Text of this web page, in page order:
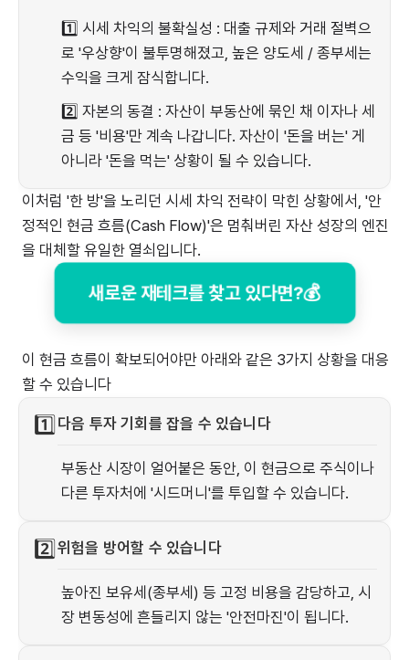
1️⃣ 시세 차익의 불확실성 : 대출 규제와 거래 절벽으
로 '우상향'이 불투명해졌고, 높은 양도세 / 종부세는
수익을 크게 잠식합니다.
2️⃣ 자본의 동결 : 자산이 부동산에 묶인 채 이자나 세
금 등 '비용'만 계속 나갑니다. 자산이 '돈을 버는' 게
아니라 '돈을 먹는' 상황이 될 수 있습니다.
이처럼 '한 방'을 노리던 시세 차익 전략이 막힌 상황에서, '안
정적인 현금 흐름(Cash Flow)'은 멈춰버린 자산 성장의 엔진
을 대체할 유일한 열쇠입니다.
새로운 재테크를 찾고 있다면?💰
이 현금 흐름이 확보되어야만 아래와 같은 3가지 상황을 대응
할 수 있습니다
1️⃣ 다음 투자 기회를 잡을 수 있습니다
부동산 시장이 얼어붙은 동안, 이 현금으로 주식이나
다른 투자처에 '시드머니'를 투입할 수 있습니다.
2️⃣ 위험을 방어할 수 있습니다
높아진 보유세(종부세) 등 고정 비용을 감당하고, 시
장 변동성에 흔들리지 않는 '안전마진'이 됩니다.